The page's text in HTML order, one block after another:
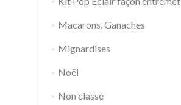
Macarons, Ganaches
Mignardises
Noël
Non classé